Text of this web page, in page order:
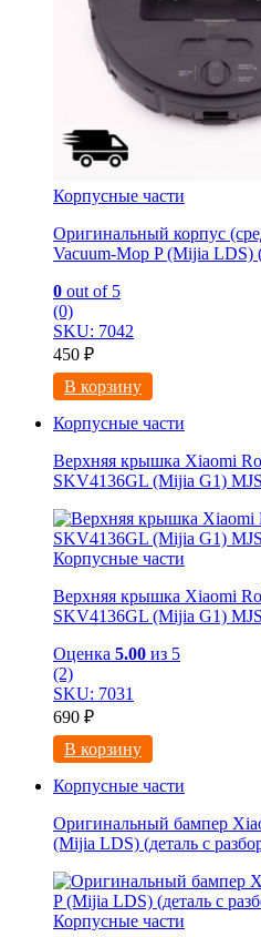
Корпусные части
Оригинальный корпус
Vacuum-Mop P (Mijia LDS)
0 out of 5
(0)
SKU: 7042
450 ₽
В корзину
Корпусные части
Верхняя крышка Xiaomi
SKV4136GL (Mijia G1)
Корпусные части
Верхняя крышка Xiaomi
SKV4136GL (Mijia G1)
Оценка 5.00 из 5
(2)
SKU: 7031
690 ₽
В корзину
Корпусные части
Оригинальный бампер
(Mijia LDS) (деталь с
Корпусные части